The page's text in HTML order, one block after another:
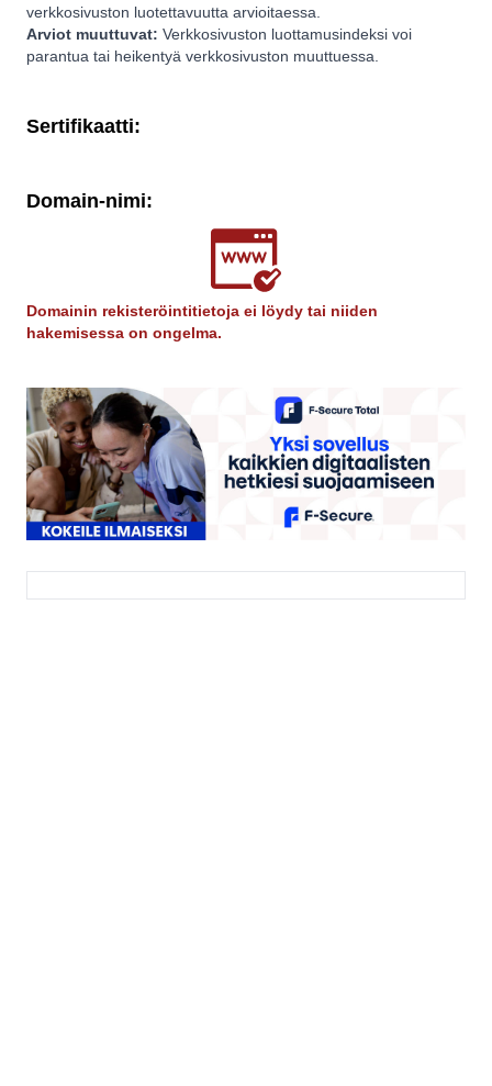
verkkosivuston luotettavuutta arvioitaessa.
Arviot muuttuvat: Verkkosivuston luottamusindeksi voi
parantua tai heikentyä verkkosivuston muuttuessa.
Sertifikaatti:
Domain-nimi:
Domainin rekisteröintitietoja ei löydy tai niiden
hakemisessa on ongelma.